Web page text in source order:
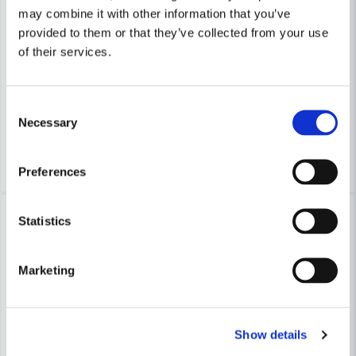
may combine it with other information that you’ve
provided to them or that they’ve collected from your use
of their services.
Selection
Necessary
Preferences
Statistics
Marketing
Show details
COBOLT
Cobolt Skriftfräs 30° Z=3 m styrlager M-168
3-7 arbetsdagar
COBOLT
Cobolt Mallfräs V-spår D=16
Leveranstid ifrån leverantör ca
-7%